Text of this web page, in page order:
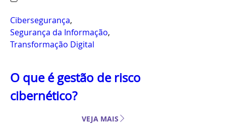
Cibersegurança,
Segurança da Informação,
Transformação Digital
O que é gestão de risco
cibernético?
VEJA MAIS